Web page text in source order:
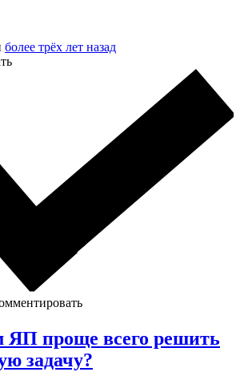
более трёх лет назад
ЯП проще всего решить
задачу?